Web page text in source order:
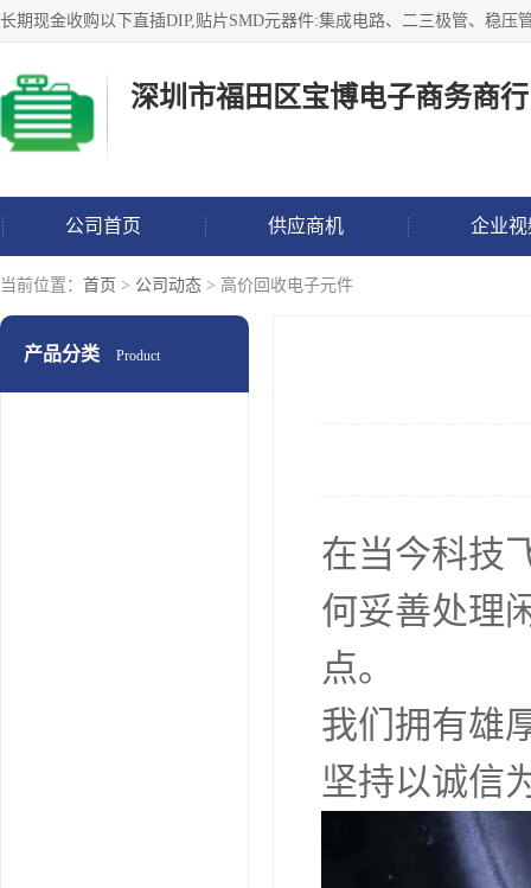
深圳市福田区宝博电子商务商行
公司首页 供应商机 企业视
当前位置： 首页 > 公司动态 > 高价回收电子元件
产品分类 Product
在当今科技
何妥善处理
点。
我们拥有雄
坚持以诚信